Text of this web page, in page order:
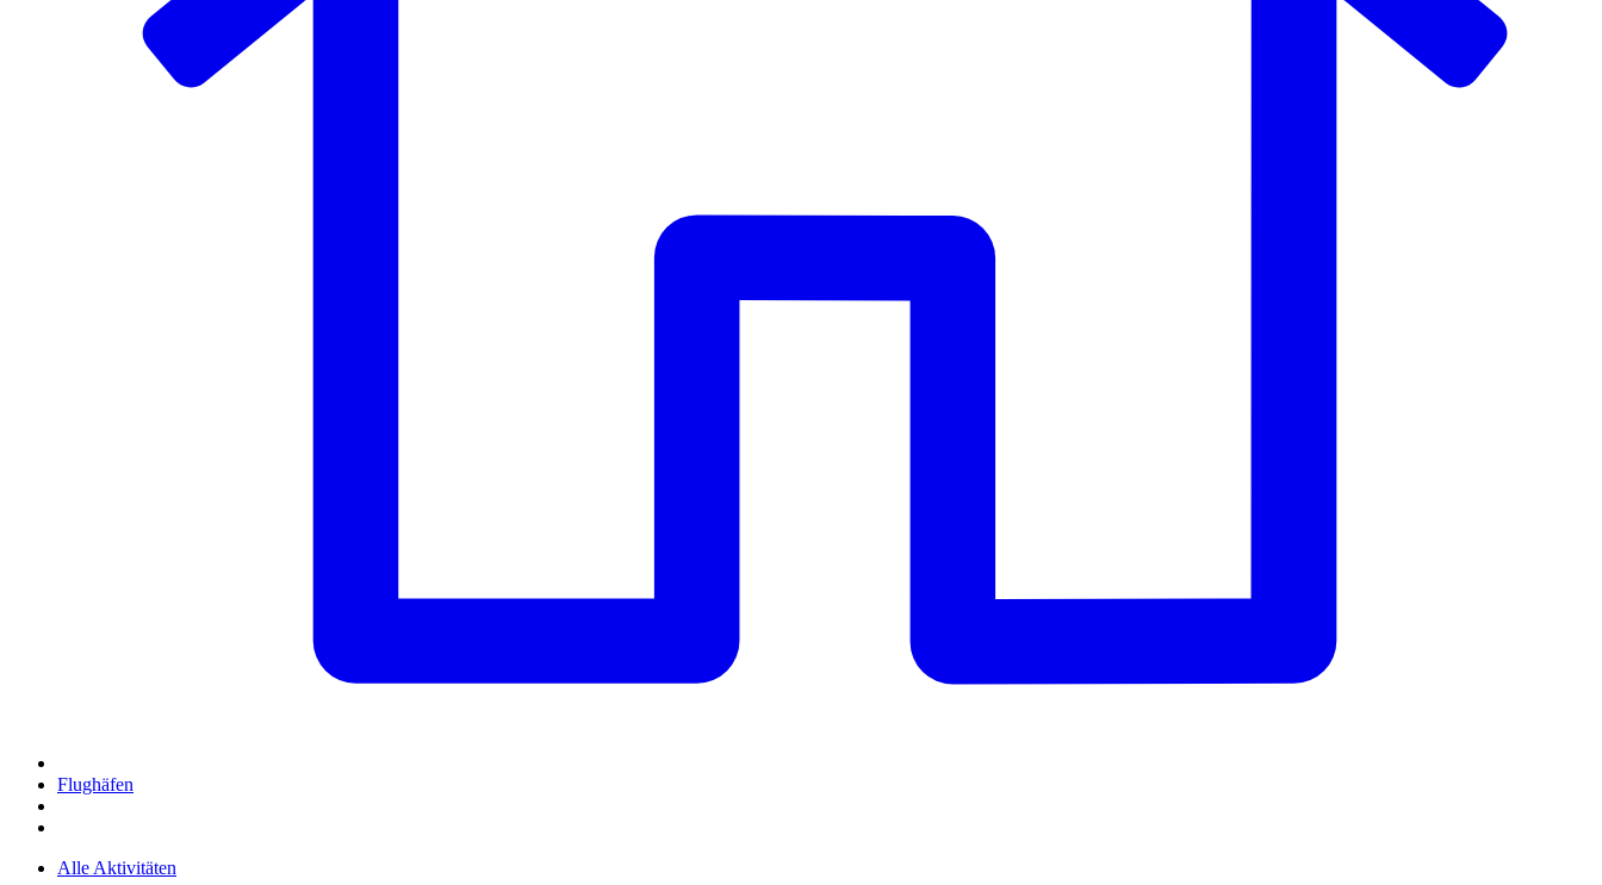
Flughäfen
Alle Aktivitäten